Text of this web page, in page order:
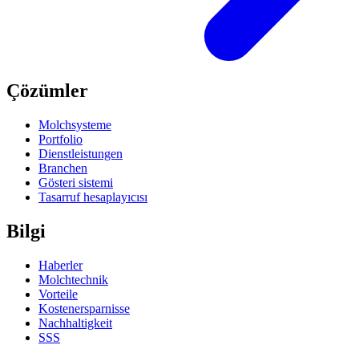
Çözümler
Molchsysteme
Portfolio
Dienstleistungen
Branchen
Gösteri sistemi
Tasarruf hesaplayıcısı
Bilgi
Haberler
Molchtechnik
Vorteile
Kostenersparnisse
Nachhaltigkeit
SSS